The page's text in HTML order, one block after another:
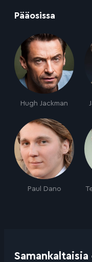
Pääosissa
Hugh Jackman
Paul Dano